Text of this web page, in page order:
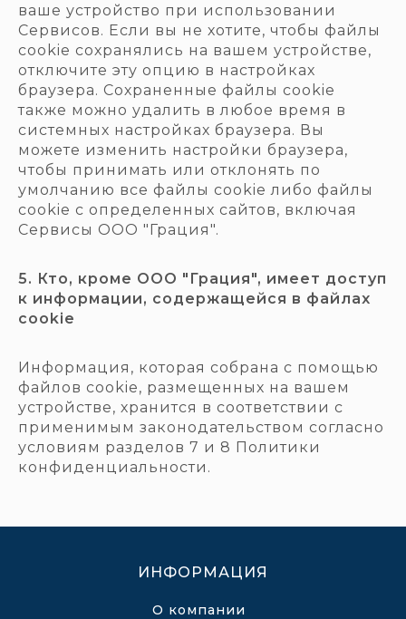
ваше устройство при использовании
Сервисов. Если вы не хотите, чтобы файлы
cookie сохранялись на вашем устройстве,
отключите эту опцию в настройках
браузера. Сохраненные файлы cookie
также можно удалить в любое время в
системных настройках браузера. Вы
можете изменить настройки браузера,
чтобы принимать или отклонять по
умолчанию все файлы cookie либо файлы
cookie с определенных сайтов, включая
Сервисы ООО "Грация".
5. Кто, кроме ООО "Грация", имеет доступ
к информации, содержащейся в файлах
cookie
Информация, которая собрана с помощью
файлов cookie, размещенных на вашем
устройстве, хранится в соответствии с
применимым законодательством согласно
условиям разделов 7 и 8 Политики
конфиденциальности.
ИНФОРМАЦИЯ
О компании